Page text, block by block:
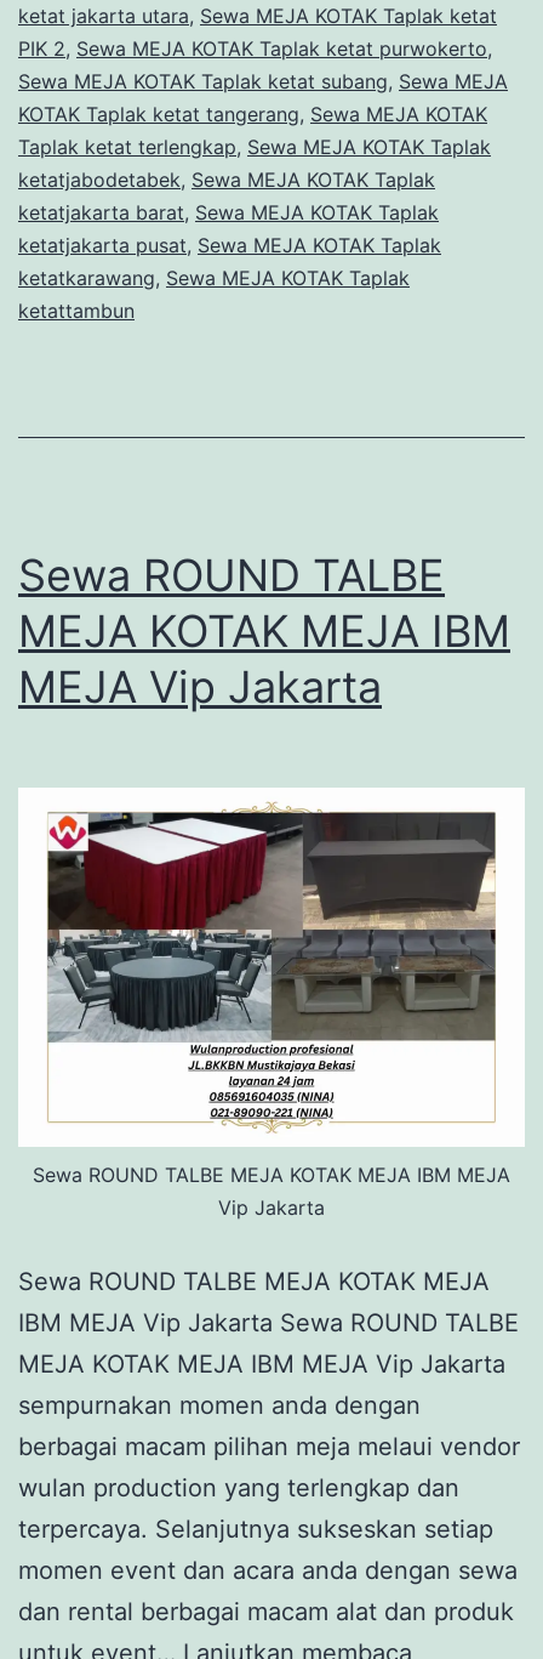
ketat jakarta utara, Sewa MEJA KOTAK Taplak ketat
PIK 2, Sewa MEJA KOTAK Taplak ketat purwokerto,
Sewa MEJA KOTAK Taplak ketat subang, Sewa MEJA
KOTAK Taplak ketat tangerang, Sewa MEJA KOTAK
Taplak ketat terlengkap, Sewa MEJA KOTAK Taplak
ketatjabodetabek, Sewa MEJA KOTAK Taplak
ketatjakarta barat, Sewa MEJA KOTAK Taplak
ketatjakarta pusat, Sewa MEJA KOTAK Taplak
ketatkarawang, Sewa MEJA KOTAK Taplak
ketattambun
Sewa ROUND TALBE
MEJA KOTAK MEJA IBM
MEJA Vip Jakarta
Sewa ROUND TALBE MEJA KOTAK MEJA IBM MEJA
Vip Jakarta
Sewa ROUND TALBE MEJA KOTAK MEJA
IBM MEJA Vip Jakarta Sewa ROUND TALBE
MEJA KOTAK MEJA IBM MEJA Vip Jakarta
sempurnakan momen anda dengan
berbagai macam pilihan meja melaui vendor
wulan production yang terlengkap dan
terpercaya. Selanjutnya sukseskan setiap
momen event dan acara anda dengan sewa
dan rental berbagai macam alat dan produk
untuk event… Lanjutkan membaca